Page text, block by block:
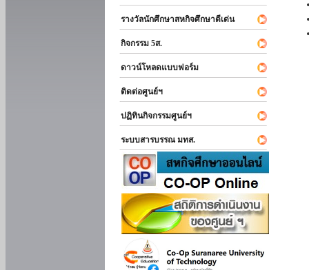
รางวัลนักศึกษาสหกิจศึกษาดีเด่น
กิจกรรม 5ส.
ดาวน์โหลดแบบฟอร์ม
ติดต่อศูนย์ฯ
ปฏิทินกิจกรรมศูนย์ฯ
ระบบสารบรรณ มทส.